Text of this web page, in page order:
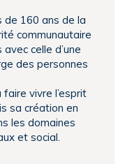
de 160 ans de la
communautaire
celle d’une
des personnes
vivre l’esprit
sa création en
les domaines
et social.